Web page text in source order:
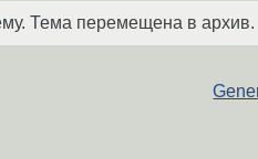
Тема перемещена в архив.